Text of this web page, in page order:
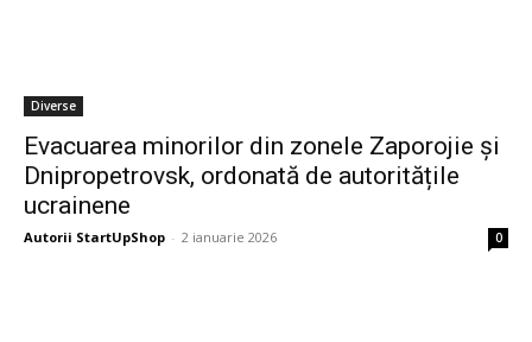
Diverse
Evacuarea minorilor din zonele Zaporojie și
Dnipropetrovsk, ordonată de autoritățile
ucrainene
Autorii StartUpShop - 2 ianuarie 2026 0